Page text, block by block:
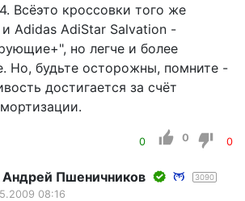
Всёэто кроссовки того же
и Аdidas АdiStar Salvation -
но легче и более
Но, будьте осторожны, помните -
достигается за счёт
0 0 0
Андрей Пшеничников 3090
08:16